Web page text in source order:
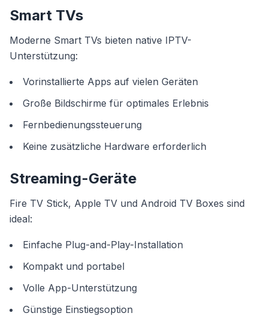
Smart TVs
Moderne Smart TVs bieten native IPTV-
Unterstützung:
Vorinstallierte Apps auf vielen Geräten
Große Bildschirme für optimales Erlebnis
Fernbedienungssteuerung
Keine zusätzliche Hardware erforderlich
Streaming-Geräte
Fire TV Stick, Apple TV und Android TV Boxes sind
ideal:
Einfache Plug-and-Play-Installation
Kompakt und portabel
Volle App-Unterstützung
Günstige Einstiegsoption